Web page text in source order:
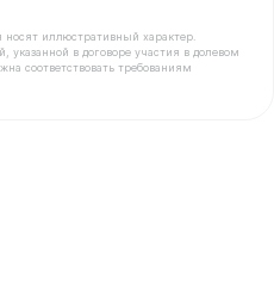
иллюстративный характер.
указанной в договоре участия в долевом
соответствовать требованиям